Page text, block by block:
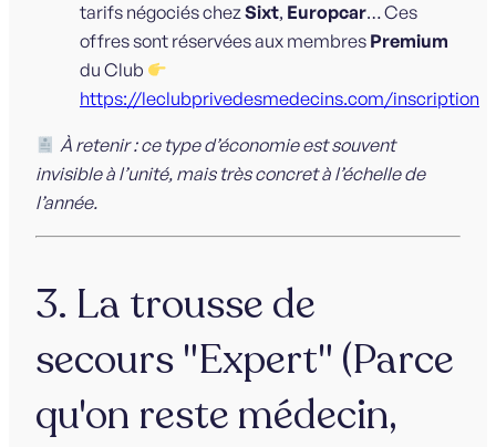
tarifs négociés chezSixt, Europcar… Ces
offres sont réservées aux membres Premium
du Club
https://leclubprivedesmedecins.com/inscription
À retenir : ce type d’économie est souvent
invisible à l’unité, mais très concret à l’échelle de
l’année.
3. La trousse de
secours "Expert" (Parce
qu'on reste médecin,